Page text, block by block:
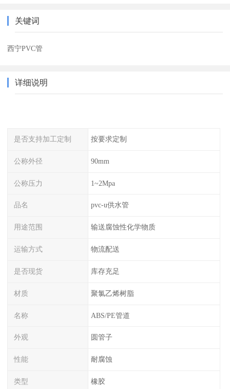
关键词
西宁PVC管
详细说明
是否支持加工定制 按要求定制
公称外径 90mm
公称压力 1~2Mpa
品名 pvc-u供水管
用途范围 输送腐蚀性化学物质
运输方式 物流配送
是否现货 库存充足
材质 聚氯乙烯树脂
名称 ABS/PE管道
外观 圆管子
性能 耐腐蚀
类型 橡胶